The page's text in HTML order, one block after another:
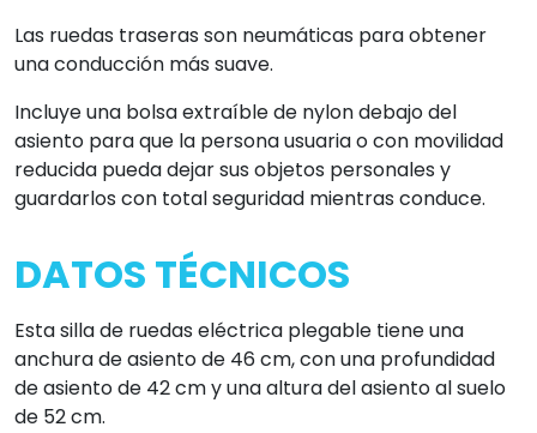
Las ruedas traseras son neumáticas para obtener
una conducción más suave.
Incluye una bolsa extraíble de nylon debajo del
asiento para que la persona usuaria o con movilidad
reducida pueda dejar sus objetos personales y
guardarlos con total seguridad mientras conduce.
DATOS TÉCNICOS
Esta silla de ruedas eléctrica plegable tiene una
anchura de asiento de 46 cm, con una profundidad
de asiento de 42 cm y una altura del asiento al suelo
de 52 cm.